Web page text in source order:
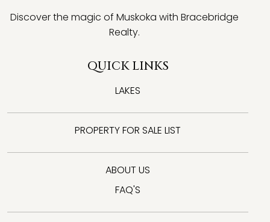
Discover the magic of Muskoka with Bracebridge
Realty.
QUICK LINKS
LAKES
PROPERTY FOR SALE LIST
ABOUT US
FAQ'S